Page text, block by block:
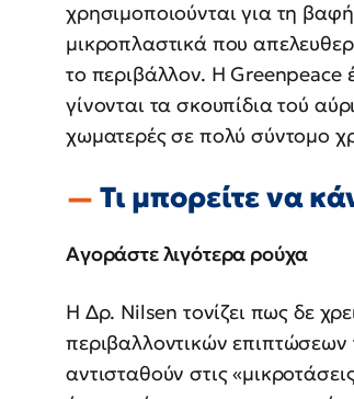
χρησιμοποιούνται για τη
μικροπλαστικά που
το περιβάλλον. Η Greenpeace
γίνονται τα σκουπίδια τού
χωματερές σε πολύ σύντομο
Τι μπορείτε να
Αγοράστε λιγότερα ρούχα
Η Δρ. Nilsen τονίζει πως δε
περιβαλλοντικών
αντισταθούν στις